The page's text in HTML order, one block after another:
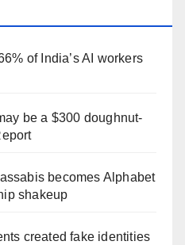
of India’s AI workers
be a $300 doughnut-
becomes Alphabet
shakeup
created fake identities